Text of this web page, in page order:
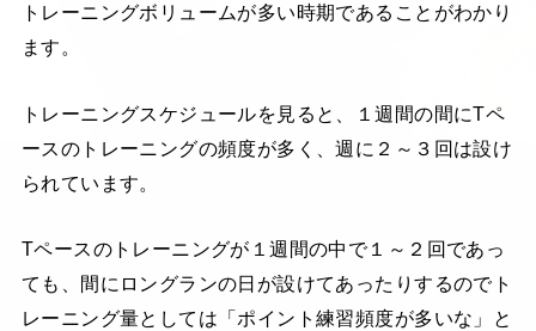
トレーニングボリュームが多い時期であることがわかり
ます。
トレーニングスケジュールを見ると、１週間の間にTペ
ースのトレーニングの頻度が多く、週に２～３回は設け
られています。
Tペースのトレーニングが１週間の中で１～２回であっ
ても、間にロングランの日が設けてあったりするのでト
レーニング量としては「ポイント練習頻度が多いな」と